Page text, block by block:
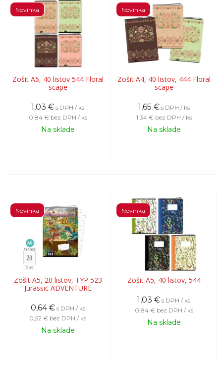
Zošit A5, 40 listov 544 Floral
scape
Novinka
1,03 € s DPH / ks
0,84 € bez DPH / ks
Na sklade
Zošit A4, 40 listov, 444 Floral
scape
Novinka
1,65 € s DPH / ks
1,34 € bez DPH / ks
Na sklade
Zošit A5, 20 listov, TYP 523
Jurassic ADVENTURE
Novinka
0,64 € s DPH / ks
0,52 € bez DPH / ks
Na sklade
Zošit A5, 40 listov, 544
Novinka
1,03 € s DPH / ks
0,84 € bez DPH / ks
Na sklade